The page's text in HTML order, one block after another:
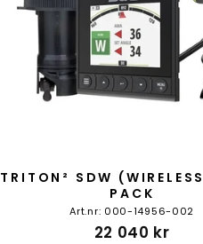
TRITON² SDW
PACK
Art.nr: 000-14956-002
22 040 kr